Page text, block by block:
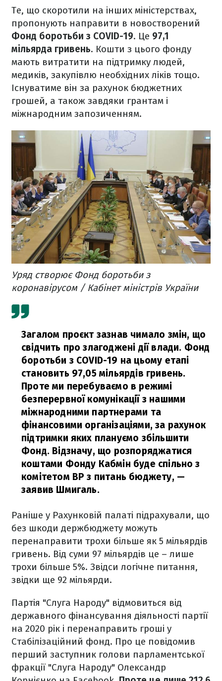
Те, що скоротили на інших міністерствах,
пропонують направити в новостворений
Фонд боротьби з COVID-19. Це 97,1
мільярда гривень. Кошти з цього фонду
мають витратити на підтримку людей,
медиків, закупівлю необхідних ліків тощо.
Існуватиме він за рахунок бюджетних
грошей, а також завдяки грантам і
міжнародним запозиченням.
Уряд створює Фонд боротьби з
коронавірусом / Кабінет міністрів України
Загалом проєкт зазнав чимало змін, що
свідчить про злагоджені дії влади. Фонд
боротьби з COVID-19 на цьому етапі
становить 97,05 мільярдів гривень.
Проте ми перебуваємо в режимі
безперервної комунікації з нашими
міжнародними партнерами та
фінансовими організаціями, за рахунок
підтримки яких плануємо збільшити
Фонд. Відзначу, що розпоряджатися
коштами Фонду Кабмін буде спільно з
комітетом ВР з питань бюджету, —
заявив Шмигаль.
Раніше у Рахунковій палаті підрахували, що
без шкоди держбюджету можуть
перенаправити трохи більше як 5 мільярдів
гривень. Від суми 97 мільярдів це – лише
трохи більше 5%. Звідси логічне питання,
звідки ще 92 мільярди.
Партія "Слуга Народу" відмовиться від
державного фінансування діяльності партії
на 2020 рік і перенаправить гроші у
Стабілізаційний фонд. Про це повідомив
перший заступник голови парламентської
фракції "Слуга Народу" Олександр